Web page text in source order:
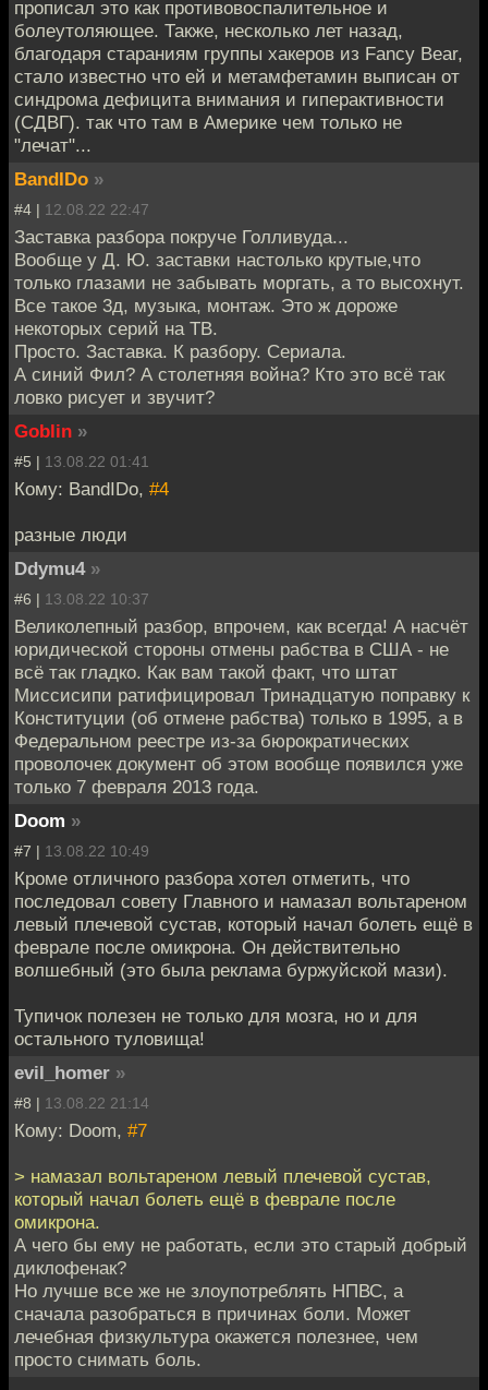
прописал это как противовоспалительное и
болеутоляющее. Также, несколько лет назад,
благодаря стараниям группы хакеров из Fancy Bear,
стало известно что ей и метамфетамин выписан от
синдрома дефицита внимания и гиперактивности
(СДВГ). так что там в Америке чем только не
"лечат"...
BandIDo »
#4 | 12.08.22 22:47
Заставка разбора покруче Голливуда...
Вообще у Д. Ю. заставки настолько крутые,что
только глазами не забывать моргать, а то высохнут.
Все такое 3д, музыка, монтаж. Это ж дороже
некоторых серий на ТВ.
Просто. Заставка. К разбору. Сериала.
А синий Фил? А столетняя война? Кто это всё так
ловко рисует и звучит?
Goblin »
#5 | 13.08.22 01:41
Кому: BandIDo, #4
разные люди
Ddymu4 »
#6 | 13.08.22 10:37
Великолепный разбор, впрочем, как всегда! А насчёт
юридической стороны отмены рабства в США - не
всё так гладко. Как вам такой факт, что штат
Миссисипи ратифицировал Тринадцатую поправку к
Конституции (об отмене рабства) только в 1995, а в
Федеральном реестре из-за бюрократических
проволочек документ об этом вообще появился уже
только 7 февраля 2013 года.
Doom »
#7 | 13.08.22 10:49
Кроме отличного разбора хотел отметить, что
последовал совету Главного и намазал вольтареном
левый плечевой сустав, который начал болеть ещё в
феврале после омикрона. Он действительно
волшебный (это была реклама буржуйской мази).
Тупичок полезен не только для мозга, но и для
остального туловища!
evil_homer »
#8 | 13.08.22 21:14
Кому: Doom, #7
> намазал вольтареном левый плечевой сустав,
который начал болеть ещё в феврале после
омикрона.
А чего бы ему не работать, если это старый добрый
диклофенак?
Но лучше все же не злоупотреблять НПВС, а
сначала разобраться в причинах боли. Может
лечебная физкультура окажется полезнее, чем
просто снимать боль.